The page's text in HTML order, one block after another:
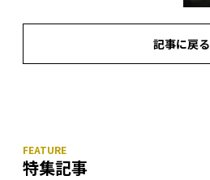
記事に戻る
特集記事